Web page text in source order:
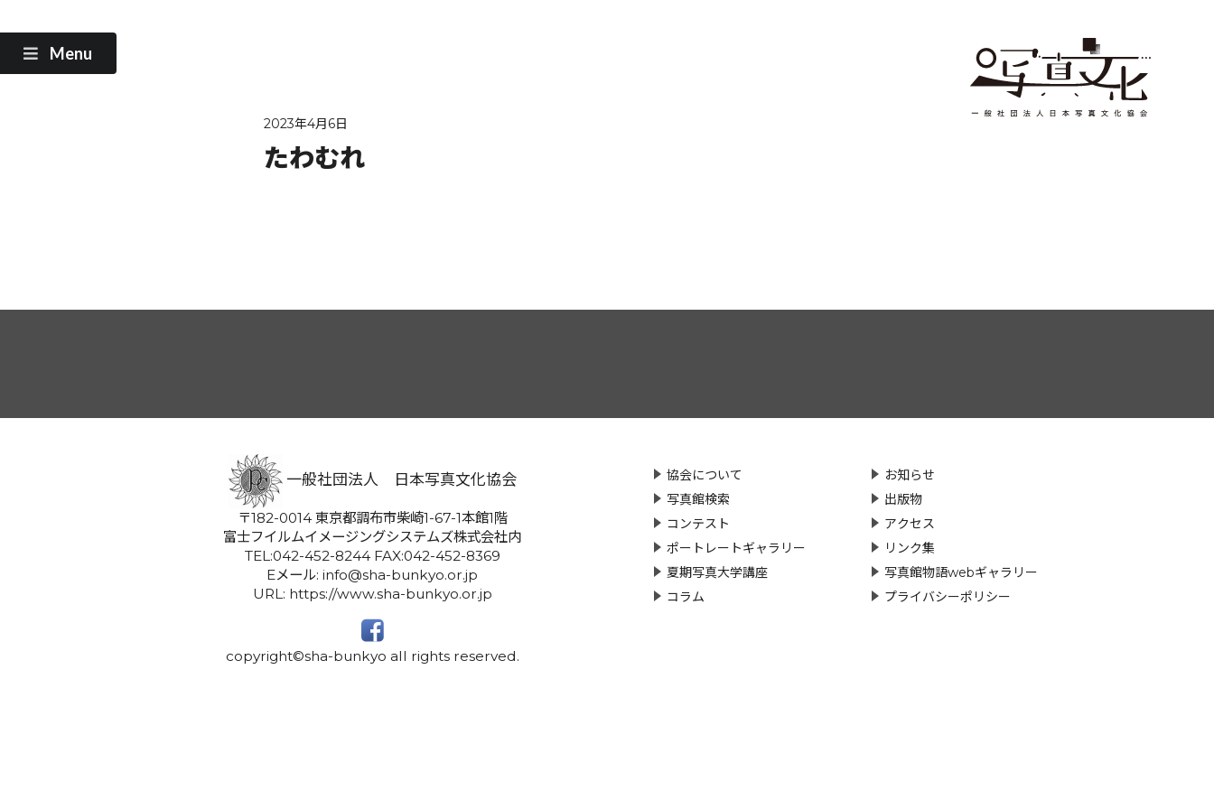
Menu
2023年4月6日
たわむれ
協会について
写真館検索
コンテスト
ポートレートギャラリー
夏期写真大学講座
コラム
お知らせ
出版物
アクセス
リンク集
写真館物語webギャラリー
プライバシーポリシー
一般社団法人 日本写真文化協会
〒182-0014 東京都調布市柴崎1-67-1本館1階
富士フイルムイメージングシステムズ株式会社内
TEL:042-452-8244 FAX:042-452-8369
Eメール: info@sha-bunkyo.or.jp
URL: https://www.sha-bunkyo.or.jp
copyright©sha-bunkyo all rights reserved.